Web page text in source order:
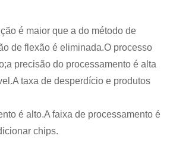
é maior que a do método de
de flexão é eliminada.O processo
precisão do processamento é alta
taxa de desperdício e produtos
é alto.A faixa de processamento é
chips.